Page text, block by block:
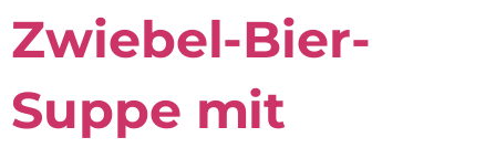
Zwiebel-Bier-
Suppe mit